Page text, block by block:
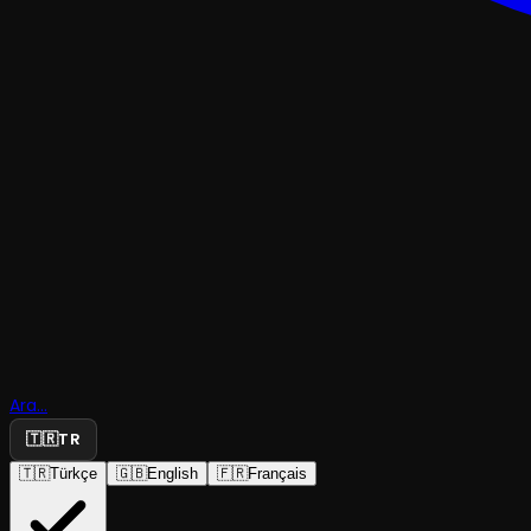
Ara...
🇹🇷TR
🇹🇷Türkçe 🇬🇧English 🇫🇷Français
Çılgın